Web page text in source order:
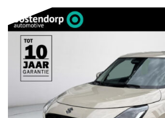
DAB ontvanger
multimedia-voorbereiding
multimedia scherm klein
achterbank in delen neerklapbaar